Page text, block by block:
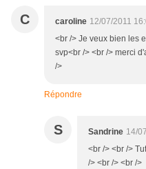
C caroline 12/07/2011
<br /> Je veux bien les
svp<br /> <br /> merci
/>
Répondre
S Sandrine 14/
<br /> <br />
/> <br /> <br />